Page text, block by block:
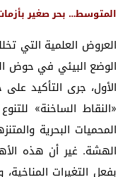
المتوسط… بحر صغير
العروض العلمية التي
الوضع البيئي في حوض
الأول، جرى التأكيد
«النقاط الساخنة»
المحميات البحرية
الهشة. غير أن هذه
بفعل التغيرات المناخية،